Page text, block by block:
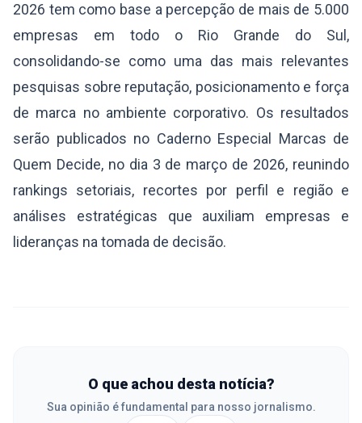
2026 tem como base a percepção de mais de 5.000
empresas em todo o Rio Grande do Sul,
consolidando-se como uma das mais relevantes
pesquisas sobre reputação, posicionamento e força
de marca no ambiente corporativo. Os resultados
serão publicados no Caderno Especial Marcas de
Quem Decide, no dia 3 de março de 2026, reunindo
rankings setoriais, recortes por perfil e região e
análises estratégicas que auxiliam empresas e
lideranças na tomada de decisão.
O que achou desta notícia?
Sua opinião é fundamental para nosso jornalismo.